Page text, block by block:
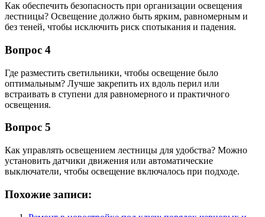
Как обеспечить безопасность при организации освещения
лестницы? Освещение должно быть ярким, равномерным и
без теней, чтобы исключить риск спотыкания и падения.
Вопрос 4
Где разместить светильники, чтобы освещение было
оптимальным? Лучше закрепить их вдоль перил или
встраивать в ступени для равномерного и практичного
освещения.
Вопрос 5
Как управлять освещением лестницы для удобства? Можно
установить датчики движения или автоматические
выключатели, чтобы освещение включалось при подходе.
Похожие записи: